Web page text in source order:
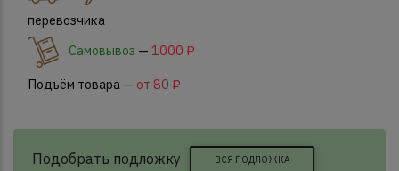
перевозчика
Самовывоз — 1000 ₽
Подъём товара — от 80 ₽
Подобрать подложку ВСЯ ПОДЛОЖКА